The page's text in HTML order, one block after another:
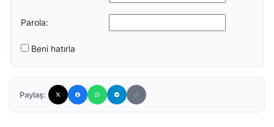
Parola:
Beni hatırla
Paylaş: